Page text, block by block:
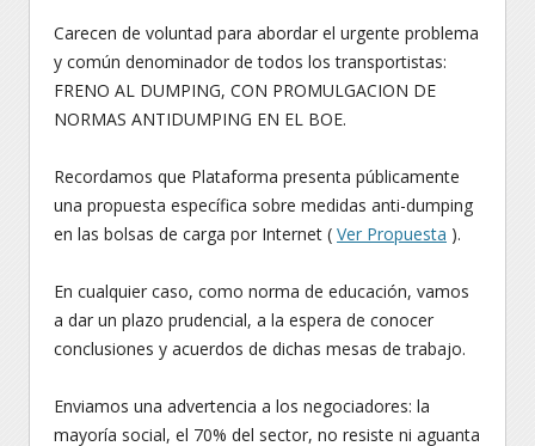
Carecen de voluntad para abordar el urgente problema
y común denominador de todos los transportistas:
FRENO AL DUMPING, CON PROMULGACION DE
NORMAS ANTIDUMPING EN EL BOE.
Recordamos que Plataforma presenta públicamente
una propuesta específica sobre medidas anti-dumping
en las bolsas de carga por Internet ( Ver Propuesta ).
En cualquier caso, como norma de educación, vamos
a dar un plazo prudencial, a la espera de conocer
conclusiones y acuerdos de dichas mesas de trabajo.
Enviamos una advertencia a los negociadores: la
mayoría social, el 70% del sector, no resiste ni aguanta